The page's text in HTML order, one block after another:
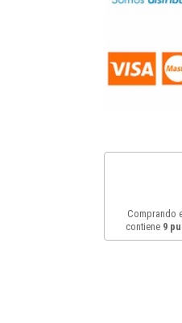
Comprando
contiene 9